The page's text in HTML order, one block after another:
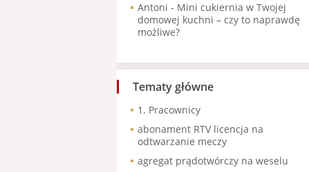
Antoni - Mini cukiernia w Twojej
domowej kuchni – czy to naprawdę
możliwe?
Tematy główne
1. Pracownicy
abonament RTV licencja na
odtwarzanie meczy
agregat prądotwórczy na weselu